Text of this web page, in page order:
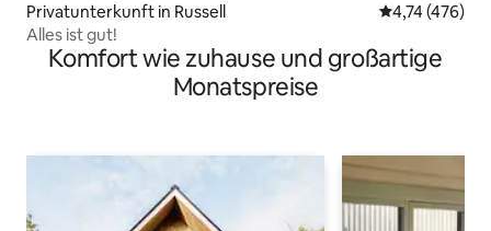
Privatunterkunft in Russell
4,74 (476)
Alles ist gut!
Komfort wie zuhause und großartige
Monatspreise